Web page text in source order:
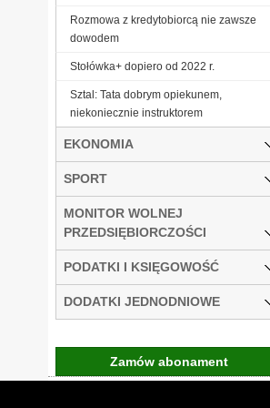
Rozmowa z kredytobiorcą nie zawsze
dowodem
Stołówka+ dopiero od 2022 r.
Sztal: Tata dobrym opiekunem,
niekoniecznie instruktorem
EKONOMIA
SPORT
MONITOR WOLNEJ
PRZEDSIĘBIORCZOŚCI
PODATKI I KSIĘGOWOŚĆ
DODATKI JEDNODNIOWE
Zamów abonament